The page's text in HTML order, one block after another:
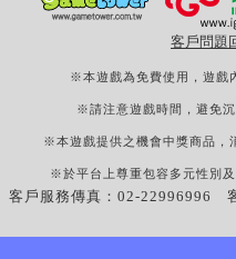
客戶問題
※本遊戲為免費使用，遊戲
※請注意遊戲時間，避免
※本遊戲提供之機會中獎商品，
※於平台上尊重包容多元性別
客戶服務傳真：02-22996996